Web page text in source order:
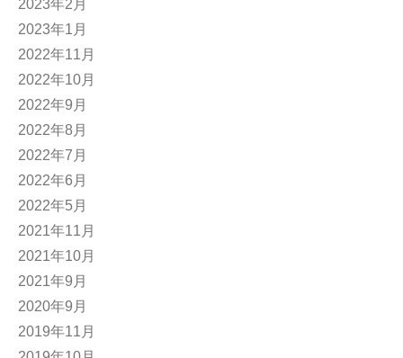
2023年2月
2023年1月
2022年11月
2022年10月
2022年9月
2022年8月
2022年7月
2022年6月
2022年5月
2021年11月
2021年10月
2021年9月
2020年9月
2019年11月